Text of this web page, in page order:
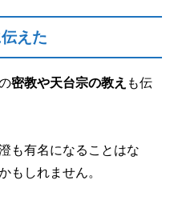
えた
密教や天台宗の教え も伝
も有名になることはな
もしれません。